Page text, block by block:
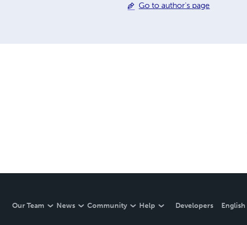
Go to author's page
Our Team News Community Help Developers English